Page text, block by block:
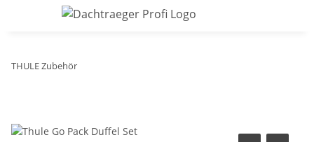
THULE Zubehör